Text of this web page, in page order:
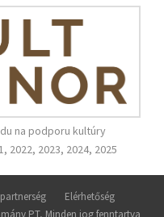
na podporu kultúry
2022, 2023, 2024, 2025
Elérhetőség